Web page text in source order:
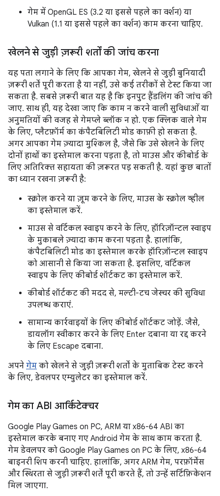
गेम में OpenGL ES (3.2 या इससे पहले का वर्शन) या
Vulkan (1.1 या इससे पहले का वर्शन) काम करना चाहिए.
खेलने से जुड़ी ज़रूरी शर्तों की जांच करना
यह पता लगाने के लिए कि आपका गेम, खेलने से जुड़ी बुनियादी
ज़रूरी शर्तें पूरी करता है या नहीं, उसे कई तरीकों से टेस्ट किया जा
सकता है. सबसे ज़रूरी बात यह है कि इनपुट हैंडलिंग की जांच की
जाए. साथ ही, यह देखा जाए कि काम न करने वाली सुविधाओं या
अनुमतियों की वजह से गेमप्ले ब्लॉक न हो. एक क्लिक वाले गेम
के लिए, प्लैटफ़ॉर्म का कंपैटबिलिटी मोड काफ़ी हो सकता है.
अगर आपका गेम ज़्यादा मुश्किल है, जैसे कि उसे खेलने के लिए
दोनों हाथों का इस्तेमाल करना पड़ता है, तो माउस और कीबोर्ड के
लिए अतिरिक्त सहायता की ज़रूरत पड़ सकती है. यहां कुछ बातों
का ध्यान रखना ज़रूरी है:
स्क्रोल करने या ज़ूम करने के लिए, माउस के स्क्रोल व्हील
का इस्तेमाल करें.
माउस से वर्टिकल स्वाइप करने के लिए, हॉरिज़ॉन्टल स्वाइप
के मुकाबले ज़्यादा काम करना पड़ता है. हालांकि,
कंपैटबिलिटी मोड का इस्तेमाल करके हॉरिज़ॉन्टल स्वाइप
को आसानी से किया जा सकता है. इसलिए, वर्टिकल
स्वाइप के लिए कीबोर्ड शॉर्टकट का इस्तेमाल करें.
कीबोर्ड शॉर्टकट की मदद से, मल्टी-टच जेस्चर की सुविधा
उपलब्ध कराएं.
सामान्य कार्रवाइयों के लिए कीबोर्ड शॉर्टकट जोड़ें. जैसे,
डायलॉग स्वीकार करने के लिए Enter दबाना या रद्द करने
के लिए Escape दबाना.
अपने गेम को खेलने से जुड़ी ज़रूरी शर्तों के मुताबिक टेस्ट करने
के लिए, डेवलपर एम्युलेटर का इस्तेमाल करें.
गेम का ABI आर्किटेक्चर
Google Play Games on PC, ARM या x86-64 ABI का
इस्तेमाल करके बनाए गए Android गेम के साथ काम करता है.
गेम डेवलपर को Google Play Games on PC के लिए, x86-64
बाइनरी शिप करनी चाहिए. हालांकि, अगर ARM गेम, परफ़ॉर्मेंस
और स्थिरता से जुड़ी ज़रूरी शर्तें पूरी करते हैं, तो उन्हें सर्टिफ़िकेशन
मिल जाएगा.